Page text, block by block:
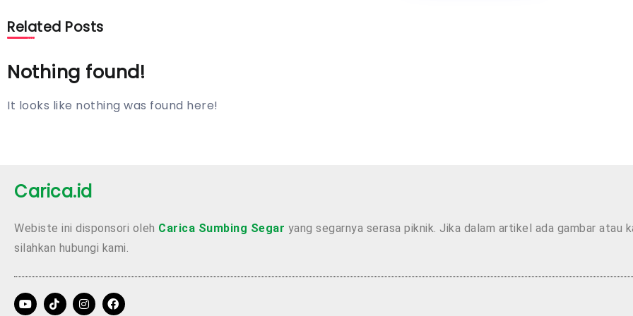
Related Posts
Nothing found!
It looks like nothing was found here!
Carica.id
Webiste ini disponsori oleh Carica Sumbing Segar yang segarnya serasa piknik. Jika dalam artikel ada gambar atau
silahkan hubungi kami.